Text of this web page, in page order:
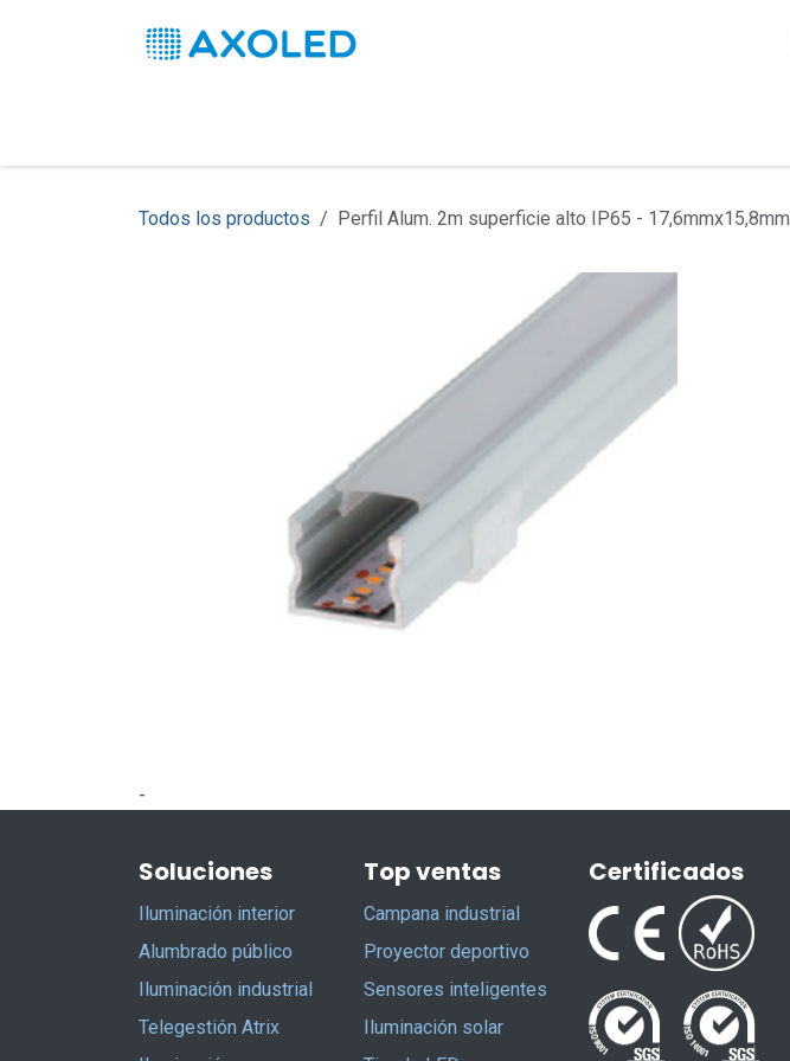
Todos los productos Perfil Alum. 2m superficie alto IP65 - 17,6mmx15,8mm
-
Soluciones
Iluminación interior
Alumbrado público
Iluminación industrial
Telegestión Atrix
Top ventas
Campana industrial
Proyector deportivo
Sensores inteligentes
Iluminación solar
Certificados